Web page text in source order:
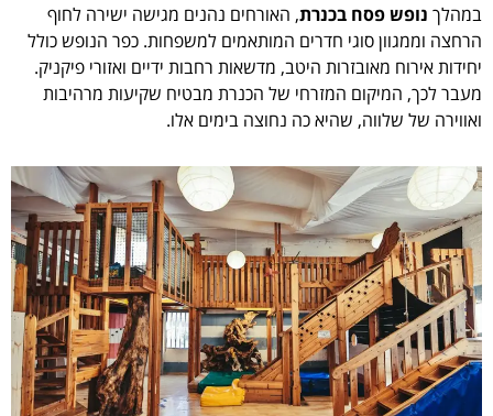
במהלך נופש פסח בכנרת, האורחים נהנים מגישה ישירה לחוף
הרחצה וממגוון סוגי חדרים המותאמים למשפחות. כפר הנופש כולל
יחידות אירוח מאובזרות היטב, מדשאות רחבות ידיים ואזורי פיקניק.
מעבר לכך, המיקום המזרחי של הכנרת מבטיח שקיעות מרהיבות
ואווירה של שלווה, שהיא כה נחוצה בימים אלו.